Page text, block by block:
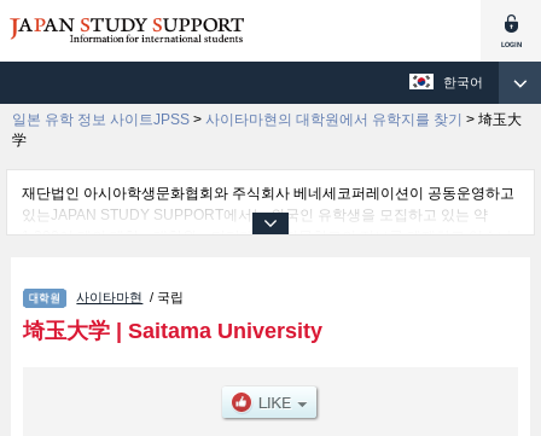
한국어
일본 유학 정보 사이트JPSS > 사이타마현의 대학원에서 유학지를 찾기 > 埼玉大
学
재단법인 아시아학생문화협회와 주식회사 베네세코퍼레이션이 공동운영하고
있는JAPAN STUDY SUPPORT에서는 외국인 유학생을 모집하고 있는 약
1,300여 개의 대학・대학원・단기대학・전문학교의 정보를 게재하고 있습니
Education및Science and Engineering및Graduate School of Humanities and
Social Sciences 등의 연구과별 정보, 모집정원과 합격자수 등의 입시정보, 시
설안내, 교통정보 등 외국인 유학생에게 유익하고 필요한 정보를 게재하고 있
사이타마현 / 국립
埼玉大学| Saitama University